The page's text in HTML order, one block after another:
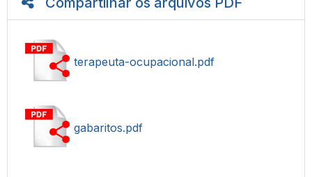
terapeuta-ocupacional.pdf
gabaritos.pdf